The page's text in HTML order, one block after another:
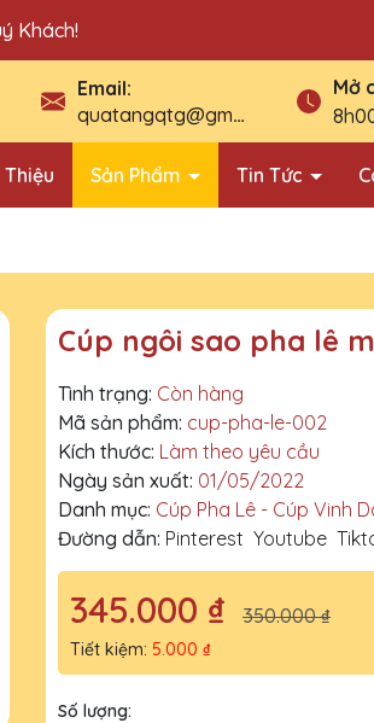
Khách!
Email:
quatangqtg@gmail.com
Mở
Thiệu Sản Phẩm Tin Tức
Cúp ngôi sao pha lê
Tình trạng: Còn hàng
Mã sản phẩm: cup-pha-le-002
Kích thước: Làm theo yêu cầu
Ngày sản xuất: 01/05/2022
Danh mục: Cúp Pha Lê - Cúp Vinh
Đường dẫn: Pinterest Youtube
345.000 ₫ 350.000 ₫
Tiết kiệm: 5.000 ₫
Số lượng: